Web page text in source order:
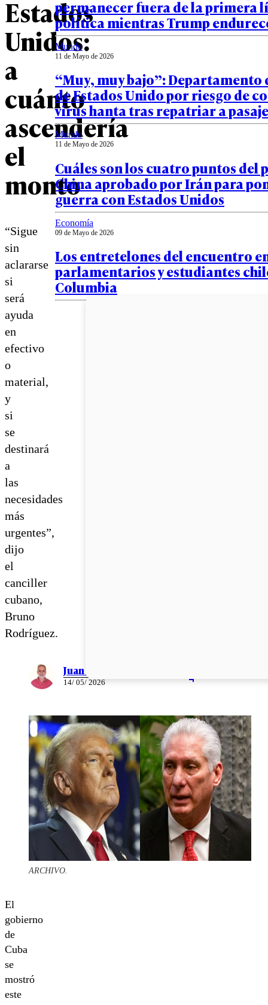
Estados
Unidos:
a
cuánto
ascendería
el
monto
“Sigue
sin
aclararse
si
será
ayuda
en
efectivo
o
material,
y
si
se
destinará
a
las
necesidades
más
urgentes”,
dijo
el
canciller
cubano,
Bruno
Rodríguez.
Juan Pablo Ernst
14/ 05/ 2026
ARCHIVO.
El
gobierno
de
Cuba
se
mostró
este
permanecer fuera de la primera
política mientras Trump
Mundo
11 de Mayo de 2026
“Muy, muy bajo”: Departamento
de Estados Unido por riesgo de
virus hanta tras repatriar a
Mundo
11 de Mayo de 2026
Cuáles son los cuatro puntos del
China aprobado por Irán para
guerra con Estados Unidos
Economía
09 de Mayo de 2026
Los entretelones del encuentro
parlamentarios y estudiantes
Columbia